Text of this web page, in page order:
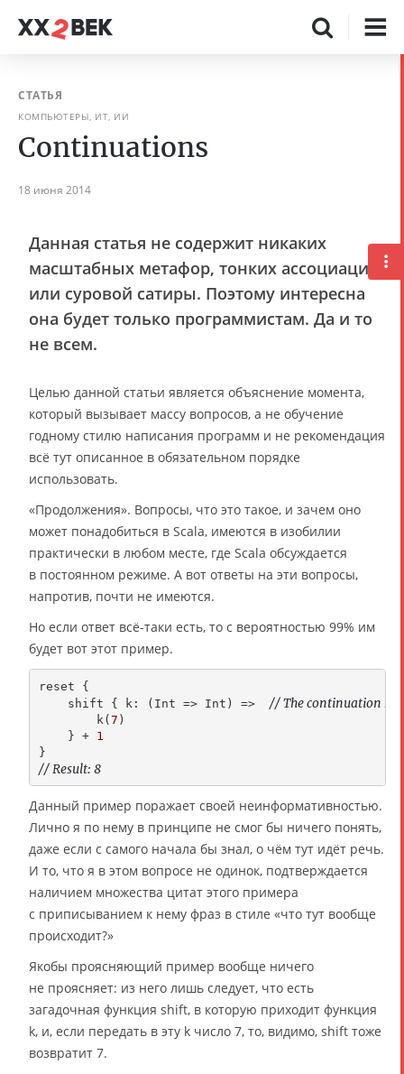
СТАТЬЯ
КОМПЬЮТЕРЫ, ИТ, ИИ
Continuations
18 июня 2014
Данная статья не содержит никаких
масштабных метафор, тонких ассоциаций
или суровой сатиры. Поэтому интересна
она будет только программистам. Да и то
не всем.
Целью данной статьи является объяснение момента,
который вызывает массу вопросов, а не обучение
годному стилю написания программ и не рекомендация
всё тут описанное в обязательном порядке
использовать.
«Продолжения». Вопросы, что это такое, и зачем оно
может понадобиться в Scala, имеются в изобилии
практически в любом месте, где Scala обсуждается
в постоянном режиме. А вот ответы на эти вопросы,
напротив, почти не имеются.
Но если ответ всё-таки есть, то с вероятностью 99% им
будет вот этот пример.
reset {
shift { k: (Int => Int) => // The continuation k
k(7 )
} + 1
// Result: 8
Данный пример поражает своей неинформативностью.
Лично я по нему в принципе не смог бы ничего понять,
даже если с самого начала бы знал, о чём тут идёт речь.
И то, что я в этом вопросе не одинок, подтверждается
наличием множества цитат этого примера
с приписыванием к нему фраз в стиле «что тут вообще
происходит?»
Якобы проясняющий пример вообще ничего
не проясняет: из него лишь следует, что есть
загадочная функция shift, в которую приходит функция
k, и, если передать в эту k число 7, то, видимо, shift тоже
возвратит 7.